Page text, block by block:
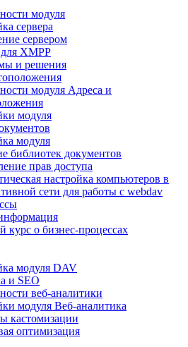
модуля
сервера
сервером
XMPP
и решения
модуля Адреса и
модуля
модуля
библиотек документов
прав доступа
настройка компьютеров в
сети для работы с webdav
курс о бизнес-процессах
модуля DAV
и SEO
веб-аналитики
модуля Веб-аналитика
кастомизации
оптимизация